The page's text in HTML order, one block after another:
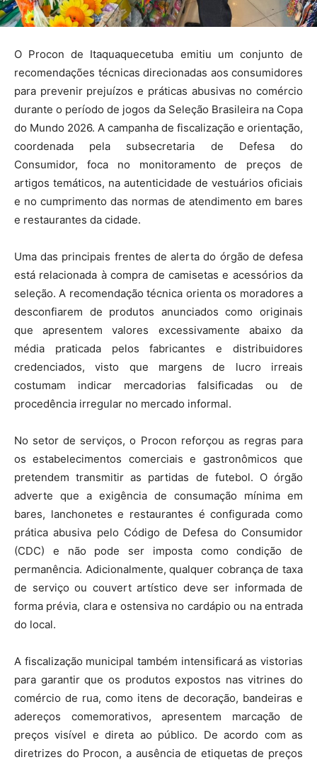
O Procon de Itaquaquecetuba emitiu um conjunto de
recomendações técnicas direcionadas aos consumidores
para prevenir prejuízos e práticas abusivas no comércio
durante o período de jogos da Seleção Brasileira na Copa
do Mundo 2026. A campanha de fiscalização e orientação,
coordenada pela subsecretaria de Defesa do
Consumidor, foca no monitoramento de preços de
artigos temáticos, na autenticidade de vestuários oficiais
e no cumprimento das normas de atendimento em bares
e restaurantes da cidade.
Uma das principais frentes de alerta do órgão de defesa
está relacionada à compra de camisetas e acessórios da
seleção. A recomendação técnica orienta os moradores a
desconfiarem de produtos anunciados como originais
que apresentem valores excessivamente abaixo da
média praticada pelos fabricantes e distribuidores
credenciados, visto que margens de lucro irreais
costumam indicar mercadorias falsificadas ou de
procedência irregular no mercado informal.
No setor de serviços, o Procon reforçou as regras para
os estabelecimentos comerciais e gastronômicos que
pretendem transmitir as partidas de futebol. O órgão
adverte que a exigência de consumação mínima em
bares, lanchonetes e restaurantes é configurada como
prática abusiva pelo Código de Defesa do Consumidor
(CDC) e não pode ser imposta como condição de
permanência. Adicionalmente, qualquer cobrança de taxa
de serviço ou couvert artístico deve ser informada de
forma prévia, clara e ostensiva no cardápio ou na entrada
do local.
A fiscalização municipal também intensificará as vistorias
para garantir que os produtos expostos nas vitrines do
comércio de rua, como itens de decoração, bandeiras e
adereços comemorativos, apresentem marcação de
preços visível e direta ao público. De acordo com as
diretrizes do Procon, a ausência de etiquetas de preços